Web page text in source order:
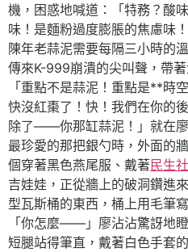
機，困惑地喊道：「特務？酸
味！是麵粉過度膨脹的焦慮味
陳年老蒜泥需要每隔三小時的
傳來K-999崩潰的尖叫聲，帶
「重點不是蒜泥！重點是**時
快沒紅棗了！快！我們在你的
除了——你那缸蒜泥！」就在
最珍愛的那把銀勺時，外面的
個穿著黑色燕尾服、戴著民生
吉娃娃，正從牆上的破洞鑽進
型瓦斯桶的東西，桶上用毛筆
「你怎麼——」廖沾沾驚訝地
短腿站得筆直，戴著白色手套